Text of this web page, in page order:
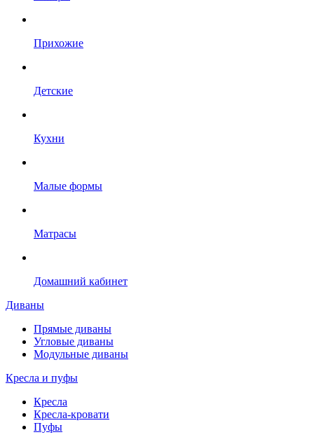
Прихожие
Детские
Кухни
Малые формы
Матрасы
Домашний кабинет
Диваны
Прямые диваны
Угловые диваны
Модульные диваны
Кресла и пуфы
Кресла
Кресла-кровати
Пуфы